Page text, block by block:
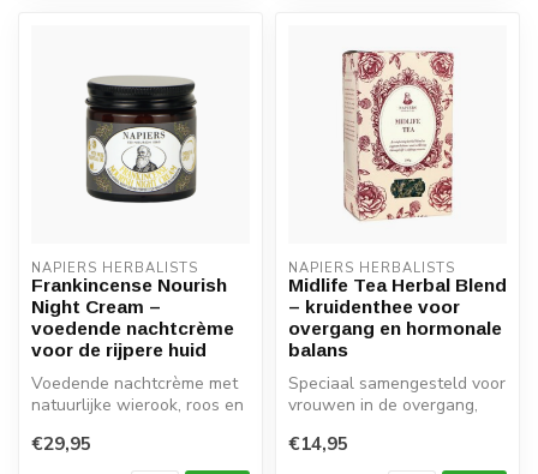
NAPIERS HERBALISTS
Frankincense Nourish
Night Cream –
voedende nachtcrème
voor de rijpere huid
Voedende nachtcrème met
natuurlijke wierook, roos en
€29,95
NAPIERS HERBALISTS
Midlife Tea Herbal Blend
– kruidenthee voor
overgang en hormonale
balans
Speciaal samengesteld voor
vrouwen in de overgang,
kru...
€14,95